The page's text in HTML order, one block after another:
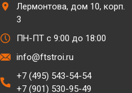
Лермонтова, дом 10, корп.
3
ПН-ПТ с 9:00 до 18:00
info@ftstroi.ru
+7 (495) 543-54-54
+7 (901) 530-95-49